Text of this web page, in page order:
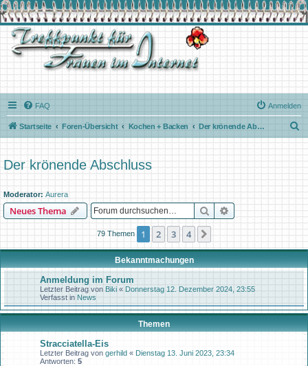
FAQ Anmelden
Startseite Foren-Übersicht Kochen + Backen Der krönende Abschluss
u
h
e
Der krönende Abschluss
Moderator: Aurera
Neues Thema Suche Erweiterte Suche
79 Themen 1 2 3 4 Nächste
Bekanntmachungen
Anmeldung im Forum
Letzter Beitrag von Biki « Donnerstag 12. Dezember 2024, 23:55
Verfasst in News
Themen
Stracciatella-Eis
Letzter Beitrag von gerhild « Dienstag 13. Juni 2023, 23:34
Antworten: 5